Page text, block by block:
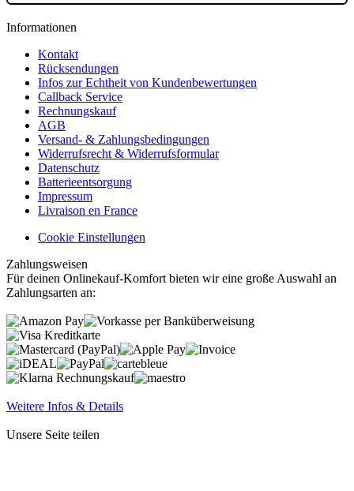
Informationen
Kontakt
Rücksendungen
Infos zur Echtheit von Kundenbewertungen
Callback Service
Rechnungskauf
AGB
Versand- & Zahlungsbedingungen
Widerrufsrecht & Widerrufsformular
Datenschutz
Batterieentsorgung
Impressum
Livraison en France
Cookie Einstellungen
Zahlungsweisen
Für deinen Onlinekauf-Komfort bieten wir eine große Auswahl an
Zahlungsarten an:
Weitere Infos & Details
Unsere Seite teilen